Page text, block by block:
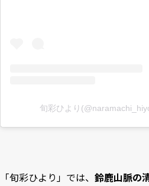
旬彩ひより
「旬彩ひより」では、 鈴鹿山脈の